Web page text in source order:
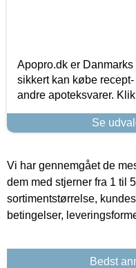
Apopro.dk er
sikkert kan købe
andre apoteksvarer.
Se
Vi har gennemgået de
dem med stjerner fra 1 til
sortimentstørrelse,
betingelser,
Bedst